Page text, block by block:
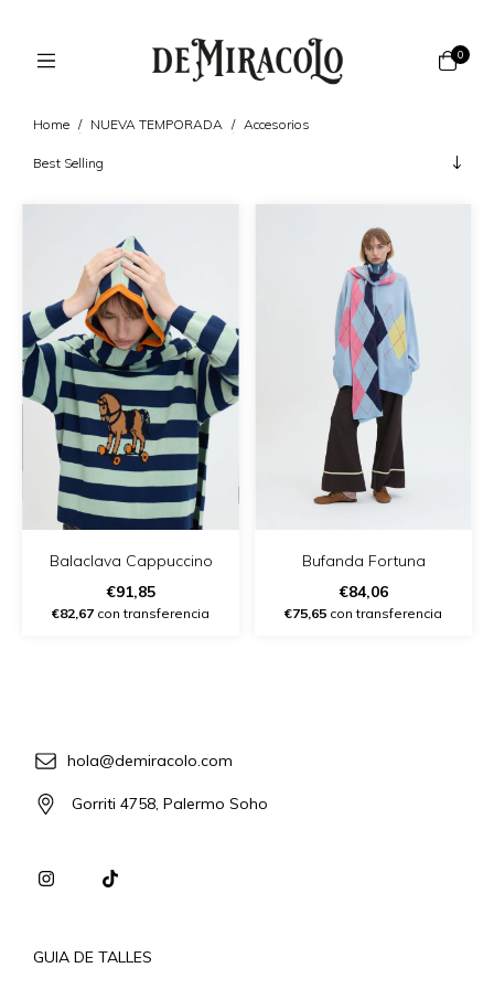
0
Home / NUEVA TEMPORADA / Accesorios
Balaclava Cappuccino
€91,85
€82,67 con transferencia
Bufanda Fortuna
€84,06
€75,65 con transferencia
hola@demiracolo.com
Gorriti 4758, Palermo Soho
GUIA DE TALLES